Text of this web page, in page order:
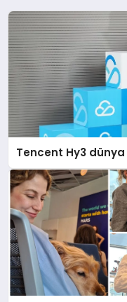
Tencent Hy3